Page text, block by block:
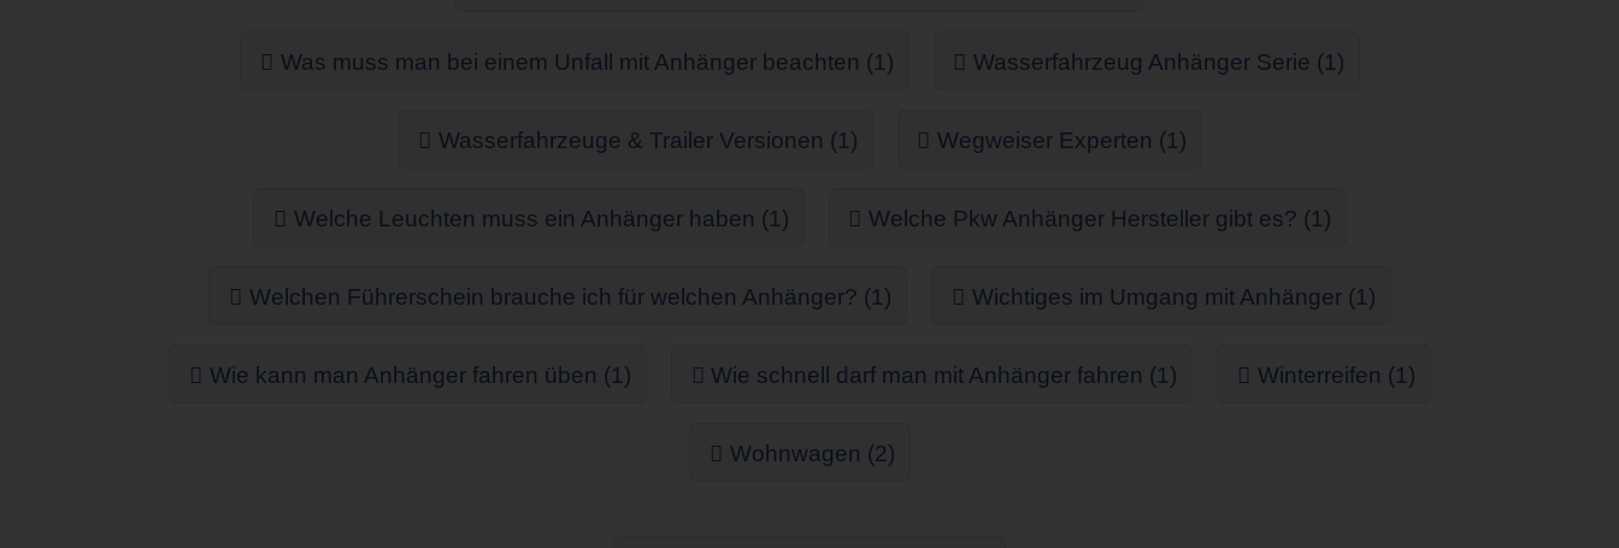
Was muss man bei einem Unfall mit Anhänger beachten (1) Wasserfahrzeug Anhänger Serie (1)
Wasserfahrzeuge & Trailer Versionen (1) Wegweiser Experten (1)
Welche Leuchten muss ein Anhänger haben (1) Welche Pkw Anhänger Hersteller gibt es? (1)
Welchen Führerschein brauche ich für welchen Anhänger? (1) Wichtiges im Umgang mit Anhänger (1)
Wie kann man Anhänger fahren üben (1) Wie schnell darf man mit Anhänger fahren (1) Winterreifen (1)
Wohnwagen (2)